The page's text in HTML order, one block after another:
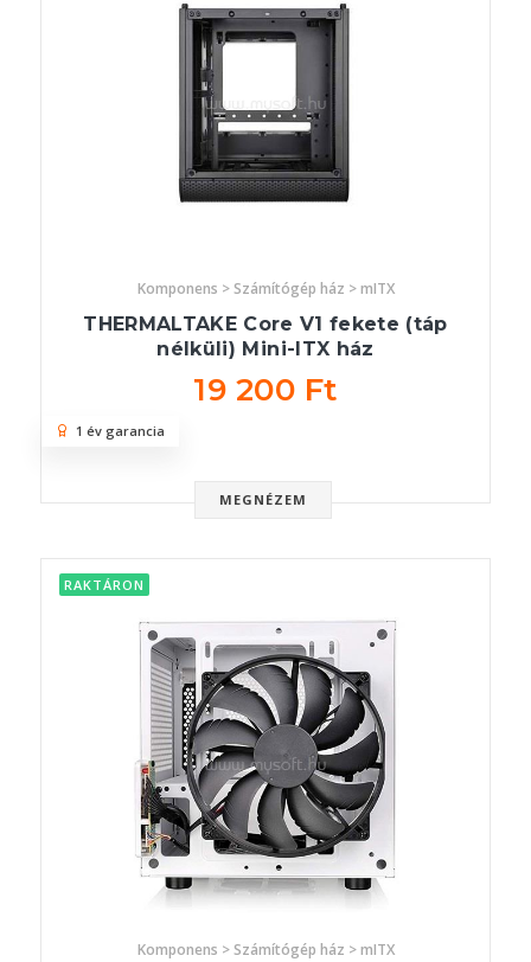
Komponens > Számítógép ház > mITX
THERMALTAKE Core V1 fekete (táp
nélküli) Mini-ITX ház
19 200 Ft
MEGNÉZEM
1 év garancia
RAKTÁRON
Komponens > Számítógép ház > mITX